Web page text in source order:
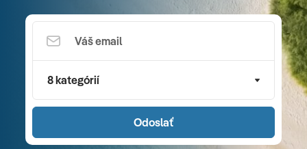
8 kategórií
Odoslať